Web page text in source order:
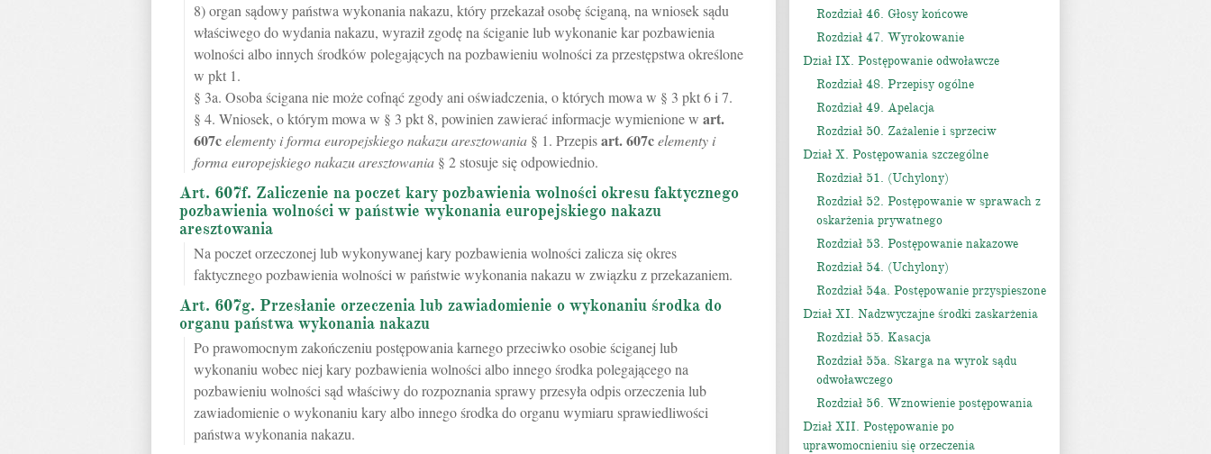
8) organ sądowy państwa wykonania nakazu, który przekazał osobę ściganą, na wniosek sądu
właściwego do wydania nakazu, wyraził zgodę na ściganie lub wykonanie kar pozbawienia
wolności albo innych środków polegających na pozbawieniu wolności za przestępstwa określone
w pkt 1.
§ 3a. Osoba ścigana nie może cofnąć zgody ani oświadczenia, o których mowa w § 3 pkt 6 i 7.
§ 4. Wniosek, o którym mowa w § 3 pkt 8, powinien zawierać informacje wymienione w art.
607celementy i forma europejskiego nakazu aresztowania § 1. Przepisart.607celementy i
forma europejskiego nakazu aresztowania § 2 stosuje się odpowiednio.
Art. 607f. Zaliczenie na poczet kary pozbawienia wolności okresu faktycznego
pozbawienia wolności w państwie wykonania europejskiego nakazu
aresztowania
Na poczet orzeczonej lub wykonywanej kary pozbawienia wolności zalicza się okres
faktycznego pozbawienia wolności w państwie wykonania nakazu w związku z przekazaniem.
Art. 607g. Przesłanie orzeczenia lub zawiadomienie o wykonaniu środka do
organu państwa wykonania nakazu
Po prawomocnym zakończeniu postępowania karnego przeciwko osobie ściganej lub
wykonaniu wobec niej kary pozbawienia wolności albo innego środka polegającego na
pozbawieniu wolności sąd właściwy do rozpoznania sprawy przesyła odpis orzeczenia lub
zawiadomienie o wykonaniu kary albo innego środka do organu wymiaru sprawiedliwości
państwa wykonania nakazu.
Rozdział 46. Głosy końcowe
Rozdział 47. Wyrokowanie
Dział IX. Postępowanie odwoławcze
Rozdział 48. Przepisy ogólne
Rozdział 49. Apelacja
Rozdział 50. Zażalenie i sprzeciw
Dział X. Postępowania szczególne
Rozdział 51. (Uchylony)
Rozdział 52. Postępowanie w sprawach z
oskarżenia prywatnego
Rozdział 53. Postępowanie nakazowe
Rozdział 54. (Uchylony)
Rozdział 54a. Postępowanie przyspieszone
Dział XI. Nadzwyczajne środki zaskarżenia
Rozdział 55. Kasacja
Rozdział 55a. Skarga na wyrok sądu
odwoławczego
Rozdział 56. Wznowienie postępowania
Dział XII. Postępowanie po
uprawomocnieniu się orzeczenia